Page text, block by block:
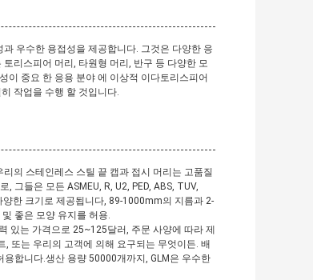
우수한 용접성을 제공합니다. 그것은 다양한 응
리스피어 머리, 타원형 머리, 반구 등 다양한 모
이 중요 한 응용 분야 에 이상적 이다토리스피어
작업을 수행 할 것입니다.
의 스테인레스 스틸 끝 캡과 접시 머리는 고품질
그들은 모든 ASMEU, R, U2, PED, ABS, TUV,
한 크기로 제공됩니다, 89-1000mm의 지름과 2-
좋은 모양 유지를 허용.
있는 가격으로 25~125달러, 주문 사양에 따라 제
또는 우리의 고객에 의해 요구되는 무엇이든. 배
합니다.생산 용량 50000개까지, GLM은 우수한